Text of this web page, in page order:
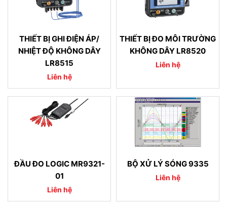
THIẾT BỊ GHI ĐIỆN ÁP/
NHIỆT ĐỘ KHÔNG DÂY
LR8515
Liên hệ
THIẾT BỊ ĐO MÔI TRƯỜNG
KHÔNG DÂY LR8520
Liên hệ
ĐẦU ĐO LOGIC MR9321-
01
Liên hệ
BỘ XỬ LÝ SÓNG 9335
Liên hệ